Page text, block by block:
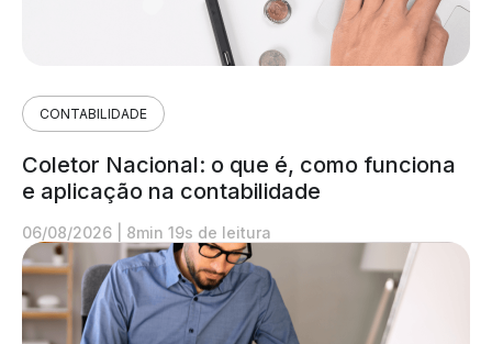
CONTABILIDADE
Coletor Nacional: o que é, como funciona
e aplicação na contabilidade
06/08/2026 8min 19s de leitura